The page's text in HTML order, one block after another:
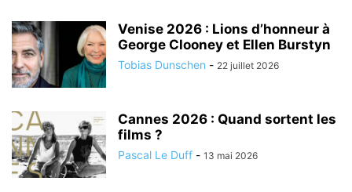
Venise 2026 : Lions d’honneur à
George Clooney et Ellen Burstyn
Tobias Dunschen - 22 juillet 2026
Cannes 2026 : Quand sortent les
films ?
Pascal Le Duff - 13 mai 2026